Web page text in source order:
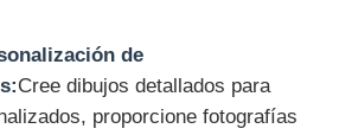
de
Cree dibujos detallados para
proporcione fotografías